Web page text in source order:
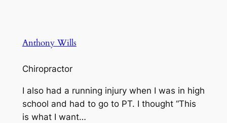
Anthony Wills
Chiropractor
I also had a running injury when I was in high
school and had to go to PT. I thought “This
is what I want…